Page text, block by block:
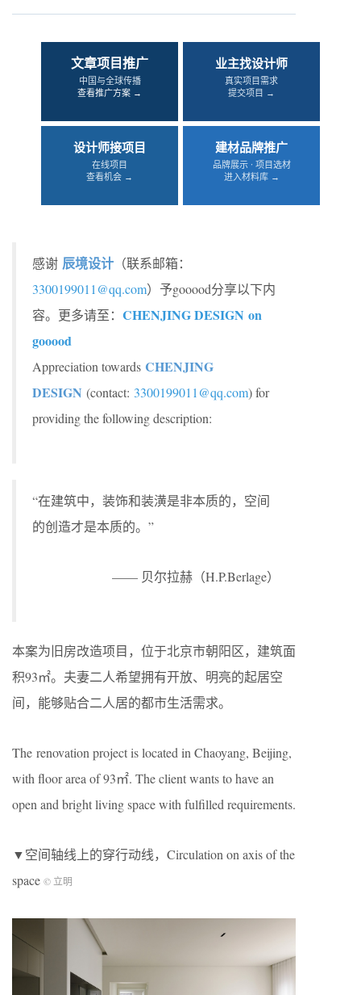
文章项目推广
中国与全球传播
查看推广方案 →
业主找设计师
真实项目需求
提交项目 →
设计师接项目
在线项目
查看机会 →
建材品牌推广
品牌展示 · 项目选材
进入材料库 →
感谢 辰境设计 （联系邮箱：
3300199011@qq.com）予gooood分享以下内
容。更多请至： CHENJING DESIGN on
gooood
Appreciation towards CHENJING
DESIGN (contact: 3300199011@qq.com) for
providing the following description:
“在建筑中，装饰和装潢是非本质的，空间
的创造才是本质的。”
—— 贝尔拉赫（H.P.Berlage）
本案为旧房改造项目，位于北京市朝阳区，建筑面
积93㎡。夫妻二人希望拥有开放、明亮的起居空
间，能够贴合二人居的都市生活需求。
The renovation project is located in Chaoyang, Beijing,
with floor area of 93㎡. The client wants to have an
open and bright living space with fulfilled requirements.
▼空间轴线上的穿行动线，Circulation on axis of the
space © 立明